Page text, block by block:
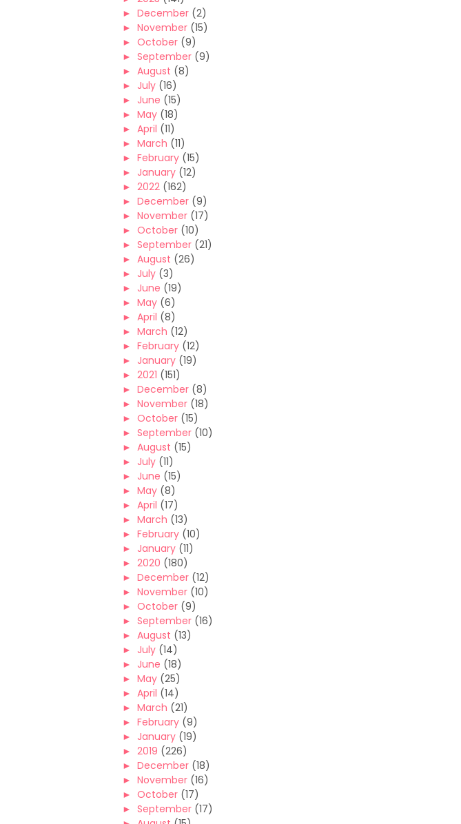
► December (2)
► November (15)
► October (9)
► September (9)
► August (8)
► July (16)
► June (15)
► May (18)
► April (11)
► March (11)
► February (15)
► January (12)
► 2022 (162)
► December (9)
► November (17)
► October (10)
► September (21)
► August (26)
► July (3)
► June (19)
► May (6)
► April (8)
► March (12)
► February (12)
► January (19)
► 2021 (151)
► December (8)
► November (18)
► October (15)
► September (10)
► August (15)
► July (11)
► June (15)
► May (8)
► April (17)
► March (13)
► February (10)
► January (11)
► 2020 (180)
► December (12)
► November (10)
► October (9)
► September (16)
► August (13)
► July (14)
► June (18)
► May (25)
► April (14)
► March (21)
► February (9)
► January (19)
► 2019 (226)
► December (18)
► November (16)
► October (17)
► September (17)